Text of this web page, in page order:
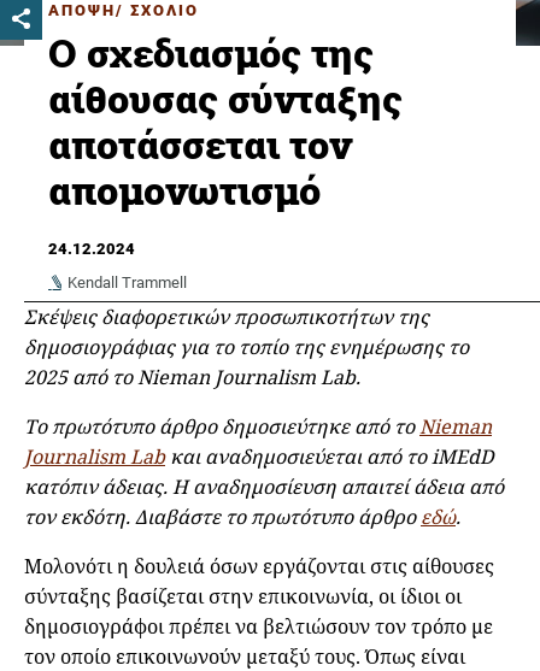
ΑΠΟΨΗ/ ΣΧΟΛΙΟ
Ο σχεδιασμός της
αίθουσας σύνταξης
αποτάσσεται τον
απομονωτισμό
24.12.2024
Kendall Trammell
Σκέψεις διαφορετικών προσωπικοτήτων της
δημοσιογράφιας για το τοπίο της ενημέρωσης το
2025 από το Nieman Journalism Lab.
Το πρωτότυπο άρθρο δημοσιεύτηκε από τοNieman
Journalism Labκαι αναδημοσιεύεται από το iMEdD
κατόπιν άδειας. Η αναδημοσίευση απαιτεί άδεια από
τον εκδότη. Διαβάστε το πρωτότυπο άρθροεδώ.
Μολονότι η δουλειά όσων εργάζονται στις αίθουσες
σύνταξης βασίζεται στην επικοινωνία, οι ίδιοι οι
δημοσιογράφοι πρέπει να βελτιώσουν τον τρόπο με
τον οποίο επικοινωνούν μεταξύ τους. Όπως είναι